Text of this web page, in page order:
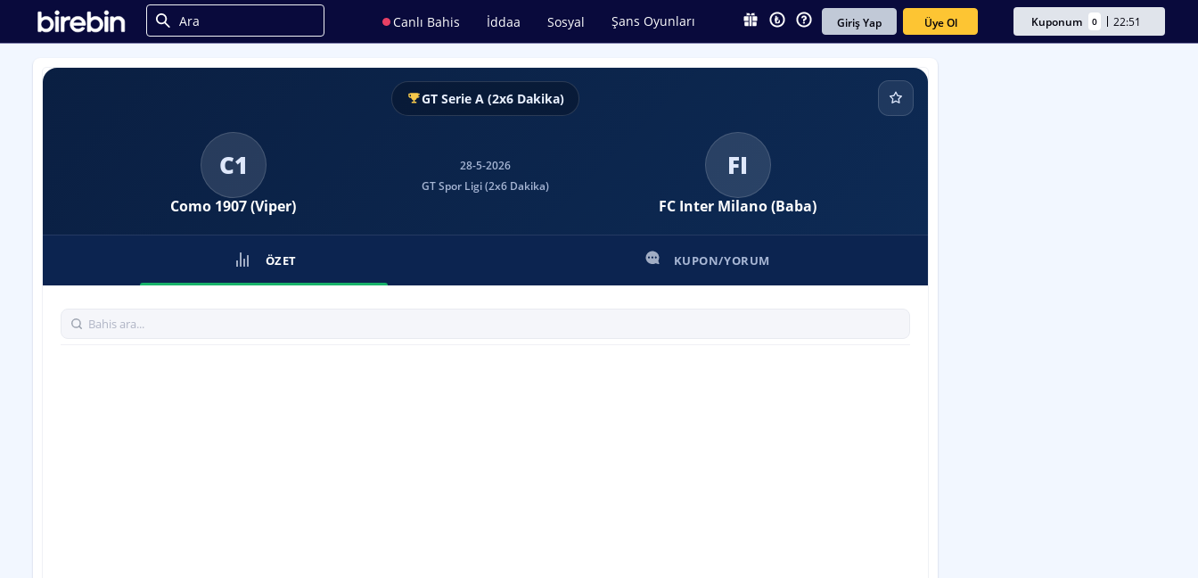
Canlı Bahis İddaa Sosyal Şans Oyunları Giriş Yap Üye Ol Kuponum 0 22:51
GT Serie A (2x6 Dakika)
C1
Como 1907 (Viper)
28-5-2026
GT Spor Ligi (2x6 Dakika)
FI
FC Inter Milano (Baba)
ÖZET KUPON/YORUM